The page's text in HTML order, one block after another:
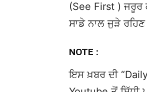
(See First ) ਜਰੂਰ
ਸਾਡੇ ਨਾਲ ਜੁੜੇ
NOTE :
ਇਸ ਖ਼ਬਰ ਦੀ